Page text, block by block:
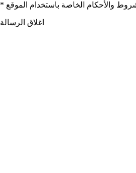
اغلاق الرسالة